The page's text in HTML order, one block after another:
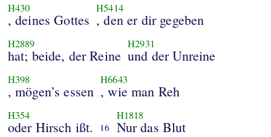
H430
, deines Gottes
H5414
, den er dir gegeben
H2889
hat; beide, der Reine
H2931
und der Unreine
H398
, mögen’s essen
H6643
, wie man Reh
H354
oder Hirsch ißt. 16
H1818
Nur das Blut